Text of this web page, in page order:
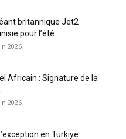
britannique Jet2
pour l’été...
2026
Africain : Signature de la
2026
en Türkiye :